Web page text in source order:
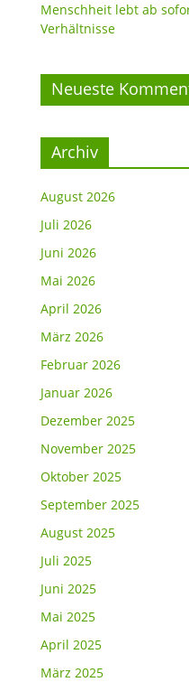
Menschheit lebt ab
Verhältnisse
Neueste
Archiv
August 2026
Juli 2026
Juni 2026
Mai 2026
April 2026
März 2026
Februar 2026
Januar 2026
Dezember 2025
November 2025
Oktober 2025
September 2025
August 2025
Juli 2025
Juni 2025
Mai 2025
April 2025
März 2025